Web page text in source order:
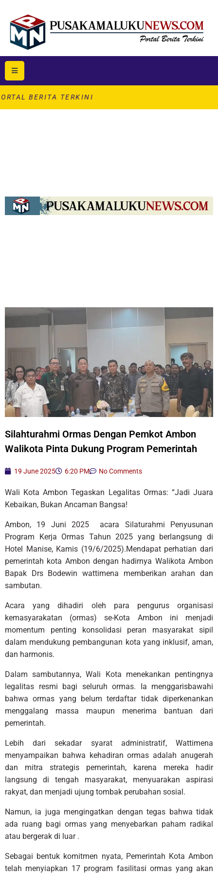
TERKINI
Silahturahmi Ormas Dengan Pemkot Ambon
Walikota Pinta Dukung Program Pemerintah
19 June 2025 6:20 PM No Comments
Wali Kota Ambon Tegaskan Legalitas Ormas: “Jadi Juara
Kebaikan, Bukan Ancaman Bangsa!
Ambon, 19 Juni 2025 acara Silaturahmi Penyusunan
Program Kerja Ormas Tahun 2025 yang berlangsung di
Hotel Manise, Kamis (19/6/2025).Mendapat perhatian dari
pemerintah kota Ambon dengan hadirnya Walikota Ambon
Bapak Drs Bodewin wattimena memberikan arahan dan
sambutan.
Acara yang dihadiri oleh para pengurus organisasi
kemasyarakatan (ormas) se-Kota Ambon ini menjadi
momentum penting konsolidasi peran masyarakat sipil
dalam mendukung pembangunan kota yang inklusif, aman,
dan harmonis.
Dalam sambutannya, Wali Kota menekankan pentingnya
legalitas resmi bagi seluruh ormas. Ia menggarisbawahi
bahwa ormas yang belum terdaftar tidak diperkenankan
menggalang massa maupun menerima bantuan dari
pemerintah.
Lebih dari sekadar syarat administratif, Wattimena
menyampaikan bahwa kehadiran ormas adalah anugerah
dan mitra strategis pemerintah, karena mereka hadir
langsung di tengah masyarakat, menyuarakan aspirasi
rakyat, dan menjadi ujung tombak perubahan sosial.
Namun, ia juga mengingatkan dengan tegas bahwa tidak
ada ruang bagi ormas yang menyebarkan paham radikal
atau bergerak di luar .
Sebagai bentuk komitmen nyata, Pemerintah Kota Ambon
telah menyiapkan 17 program fasilitasi ormas yang akan